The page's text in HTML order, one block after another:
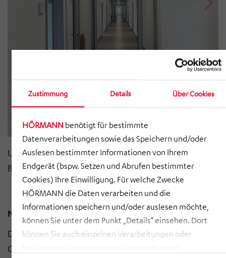
Zustimmung Details Über Cookies
HÖRMANN benötigt für bestimmte
Datenverarbeitungen sowie das Speichern und/oder
Auslesen bestimmter Informationen von Ihrem
Endgerät (bspw. Setzen und Abrufen bestimmter
Cookies) Ihre Einwilligung. Für welche Zwecke
HÖRMANN die Daten verarbeiten und die
Informationen speichern und/oder auslesen möchte,
können Sie unter dem Punkt „Details“ einsehen. Dort
können Sie auch einzelnen Verarbeitungen oder
Unsere neuen Büroräume - wir freuen uns auf Ihren
Besuch!
Neue Firmierung
Die AIC Ingenieurgesellschaft für Bauplanung
Chemnitz GmbH wird in Zukunft unter einer neuen